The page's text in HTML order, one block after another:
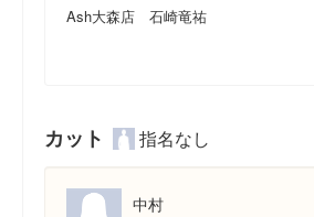
Ash大森店 石崎竜祐
カット 指名なし
中村